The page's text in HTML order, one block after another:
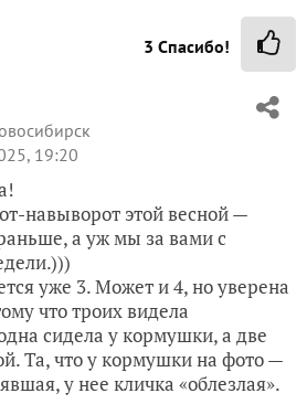
навыворот этой весной —
а уж мы за вами с
уже 3. Может и 4, но уверена
что троих видела
сидела у кормушки, а две
Та, что у кормушки на фото —
у нее кличка «облезлая».
серая, т.е. в зимнем окрасе,
И еще одна — самая
не поднимать крышку,
целиком, разворачивается
крышку спиной и так и
семечки. Она совсем уже
хвост серый с черным, и мне